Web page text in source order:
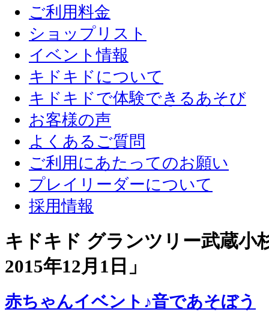
ご利用料金
ショップリスト
イベント情報
キドキドについて
キドキドで体験できるあそび
お客様の声
よくあるご質問
ご利用にあたってのお願い
プレイリーダーについて
採用情報
キドキド グランツリー武蔵
2015年12月1日 」
赤ちゃんイベント♪音であそぼう